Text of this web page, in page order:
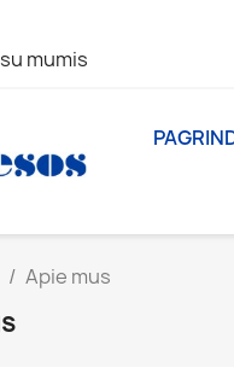
mumis
Apie mus